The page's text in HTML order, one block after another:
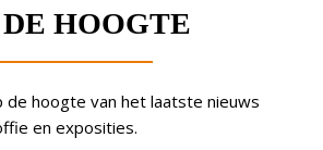
HOOGTE
de hoogte van het laatste nieuws
en exposities.